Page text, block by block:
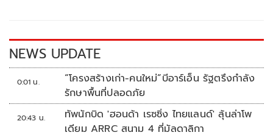
k k
NEWS UPDATE
0:01 น.
“โครงสร้างเก่า-คนใหม่”บีอาร์เอ็น รัฐตรึงกำลัง
รักษาพื้นที่ปลอดภัย
20:43 น.
ทัพนักบิด 'ฮอนด้า เรซซิ่ง ไทยแลนด์' ลุ้นล่าโพ
เดียม ARRC สนาม 4 ที่มัลดาลิกา